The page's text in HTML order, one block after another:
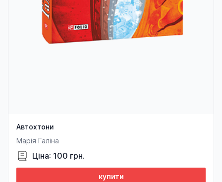
Автохтони
Марія Галіна
Ціна: 100 грн.
купити